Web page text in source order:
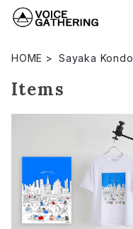
HOME Sayaka Kondo
Items